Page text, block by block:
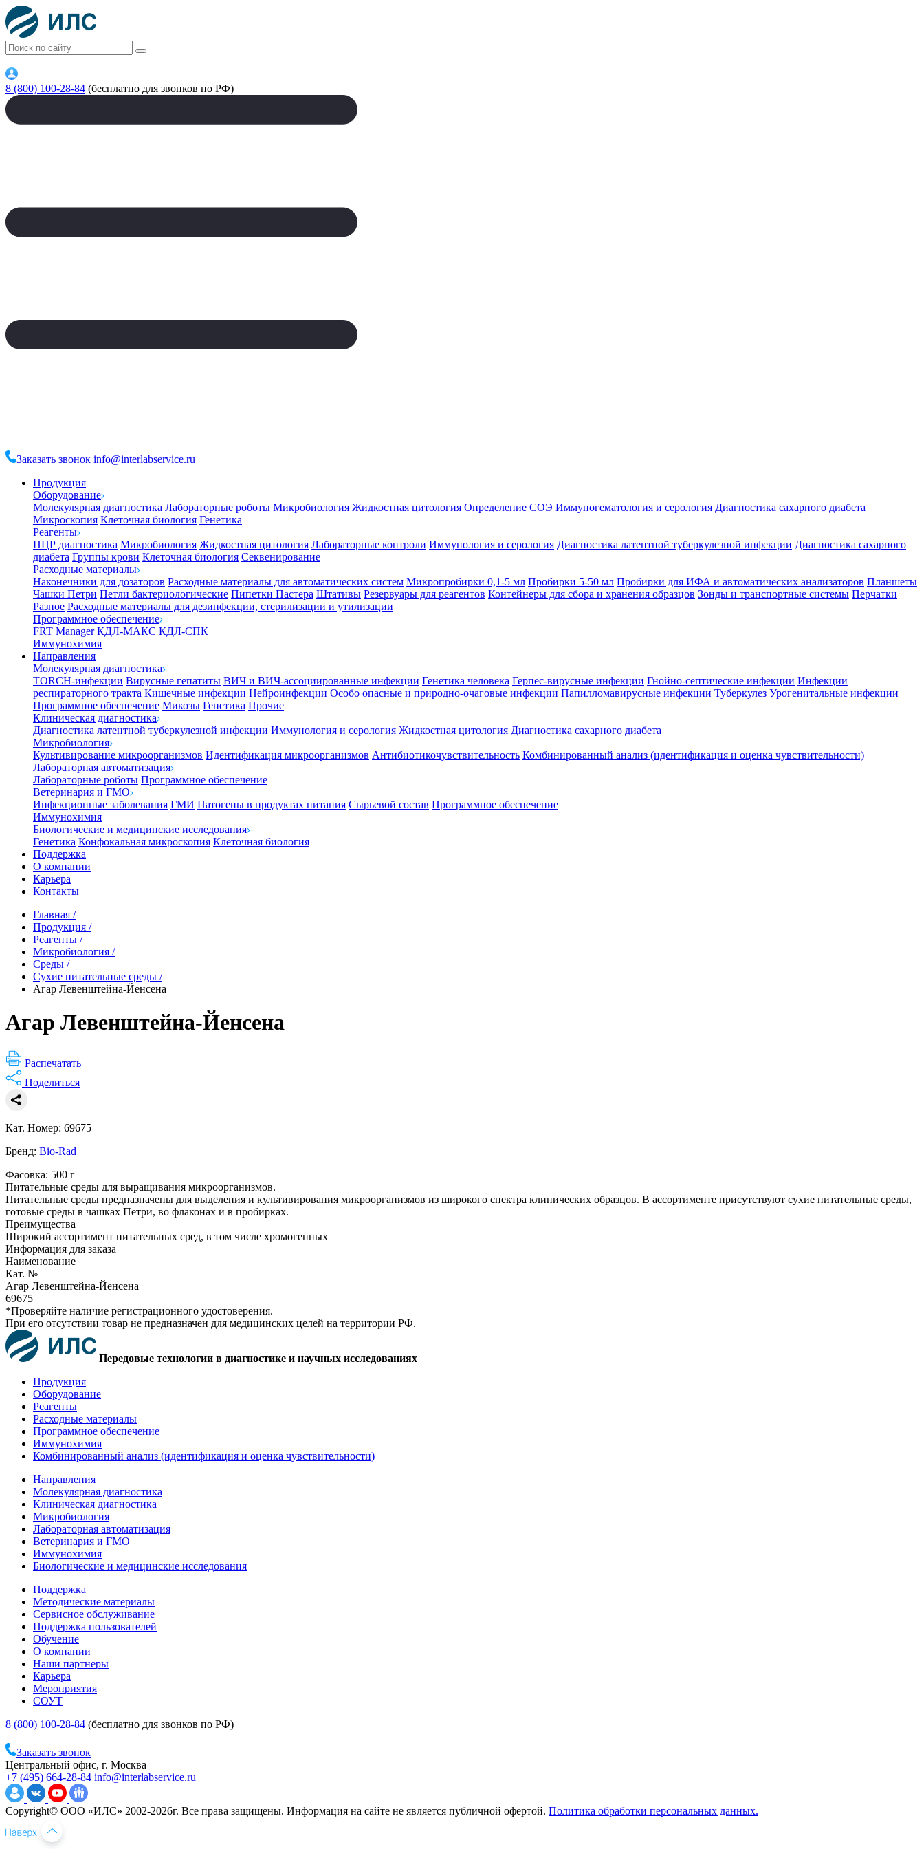
8 (800) 100-28-84 (бесплатно для звонков по РФ)
Заказать звонок info@interlabservice.ru
Продукция
Оборудование
Молекулярная диагностика Лабораторные роботы Микробиология Жидкостная цитология Определение СОЭ Иммуногематология и серология Диагностика сахарного диабета
Микроскопия Клеточная биология Генетика
Реагенты
ПЦР диагностика Микробиология Жидкостная цитология Лабораторные контроли Иммунология и серология Диагностика латентной туберкулезной инфекции Диагностика сахарного
диабета Группы крови Клеточная биология Секвенирование
Расходные материалы
Наконечники для дозаторов Расходные материалы для автоматических систем Микропробирки 0,1-5 мл Пробирки 5-50 мл Пробирки для ИФА и автоматических анализаторов Планшеты
Чашки Петри Петли бактериологические Пипетки Пастера Штативы Резервуары для реагентов Контейнеры для сбора и хранения образцов Зонды и транспортные системы Перчатки
Разное Расходные материалы для дезинфекции, стерилизации и утилизации
Программное обеспечение
FRT Manager КДЛ-МАКС КДЛ-СПК
Иммунохимия
Направления
Молекулярная диагностика
TORCH-инфекции Вирусные гепатиты ВИЧ и ВИЧ-ассоциированные инфекции Генетика человека Герпес-вирусные инфекции Гнойно-септические инфекции Инфекции
респираторного тракта Кишечные инфекции Нейроинфекции Особо опасные и природно-очаговые инфекции Папилломавирусные инфекции Туберкулез Урогенитальные инфекции
Программное обеспечение Микозы Генетика Прочие
Клиническая диагностика
Диагностика латентной туберкулезной инфекции Иммунология и серология Жидкостная цитология Диагностика сахарного диабета
Микробиология
Культивирование микроорганизмов Идентификация микроорганизмов Антибиотикочувствительность Комбинированный анализ (идентификация и оценка чувствительности)
Лабораторная автоматизация
Лабораторные роботы Программное обеспечение
Ветеринария и ГМО
Инфекционные заболевания ГМИ Патогены в продуктах питания Сырьевой состав Программное обеспечение
Иммунохимия
Биологические и медицинские исследования
Генетика Конфокальная микроскопия Клеточная биология
Поддержка
О компании
Карьера
Контакты
Главная /
Продукция /
Реагенты /
Микробиология /
Среды /
Сухие питательные среды /
Агар Левенштейна-Йенсена
Агар Левенштейна-Йенсена
Распечатать
Поделиться
Кат. Номер: 69675
Бренд: Bio-Rad
Фасовка: 500 г
Питательные среды для выращивания микроорганизмов.
Питательные среды предназначены для выделения и культивирования микроорганизмов из широкого спектра клинических образцов. В ассортименте присутствуют сухие питательные среды,
готовые среды в чашках Петри, во флаконах и в пробирках.
Преимущества
Широкий ассортимент питательных сред, в том числе хромогенных
Информация для заказа
Наименование
Кат. №
Агар Левенштейна-Йенсена
69675
*Проверяйте наличие регистрационного удостоверения.
При его отсутствии товар не предназначен для медицинских целей на территории РФ.
Передовые технологии в диагностике и научных исследованиях
Продукция
Оборудование
Реагенты
Расходные материалы
Программное обеспечение
Иммунохимия
Комбинированный анализ (идентификация и оценка чувствительности)
Направления
Молекулярная диагностика
Клиническая диагностика
Микробиология
Лабораторная автоматизация
Ветеринария и ГМО
Иммунохимия
Биологические и медицинские исследования
Поддержка
Методические материалы
Сервисное обслуживание
Поддержка пользователей
Обучение
О компании
Наши партнеры
Карьера
Мероприятия
СОУТ
8 (800) 100-28-84 (бесплатно для звонков по РФ)
Заказать звонок
Центральный офис, г. Москва
+7 (495) 664-28-84 info@interlabservice.ru
Copyright© ООО «ИЛС» 2002-2026г. Все права защищены. Информация на сайте не является публичной офертой. Политика обработки персональных данных.